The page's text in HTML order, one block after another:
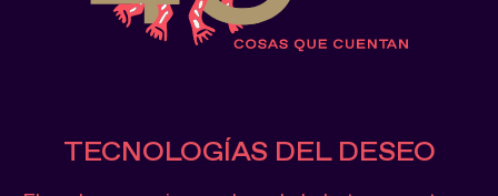
TECNOLOGÍAS DEL DESEO